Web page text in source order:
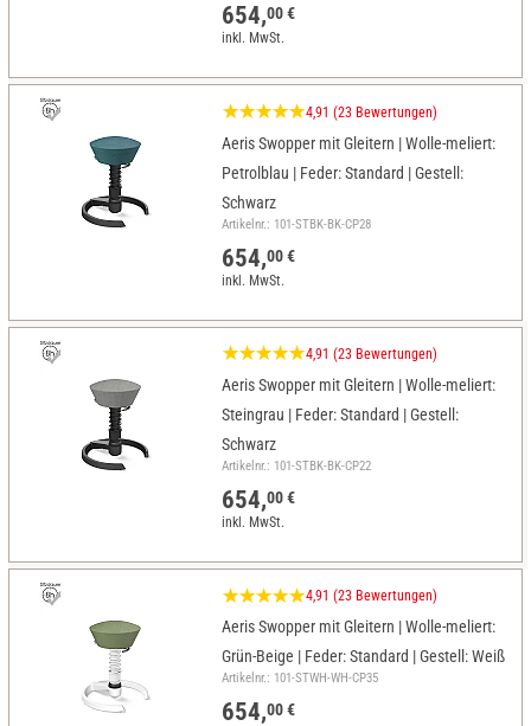
654,00 €
inkl. MwSt.
4,91 (23 Bewertungen)
Aeris Swopper mit Gleitern | Wolle-meliert:
Petrolblau | Feder: Standard | Gestell:
Schwarz
Artikelnr.: 101-STBK-BK-CP28
654,00 €
inkl. MwSt.
4,91 (23 Bewertungen)
Aeris Swopper mit Gleitern | Wolle-meliert:
Steingrau | Feder: Standard | Gestell:
Schwarz
Artikelnr.: 101-STBK-BK-CP22
654,00 €
inkl. MwSt.
4,91 (23 Bewertungen)
Aeris Swopper mit Gleitern | Wolle-meliert:
Grün-Beige | Feder: Standard | Gestell: Weiß
Artikelnr.: 101-STWH-WH-CP35
654,00 €